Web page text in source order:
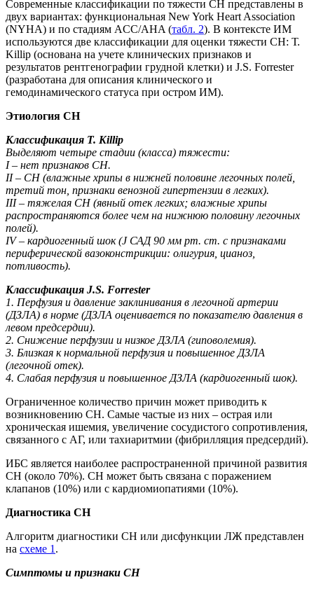
Современные классификации по тяжести СН представлены в
двух вариантах: функциональная New York Heart Association
(NYHA) и по стадиям ACC/AHA (табл. 2). В контексте ИМ
используются две классификации для оценки тяжести СН: Т.
Killip (основана на учете клинических признаков и
результатов рентгенографии грудной клетки) и J.S. Forrester
(разработана для описания клинического и
гемодинамического статуса при остром ИМ).
Этиология СН
Классификация T. Killip
Выделяют четыре стадии (класса) тяжести:
I – нет признаков СН.
II – СН (влажные хрипы в нижней половине легочных полей,
третий тон, признаки венозной гипертензии в легких).
III – тяжелая СН (явный отек легких; влажные хрипы
распространяются более чем на нижнюю половину легочных
полей).
IV – кардиогенный шок (Ј САД 90 мм рт. ст. с признаками
периферической вазоконстрикции: олигурия, цианоз,
потливость).
Классификация J.S. Forrester
1. Перфузия и давление заклинивания в легочной артерии
(ДЗЛА) в норме (ДЗЛА оценивается по показателю давления в
левом предсердии).
2. Снижение перфузии и низкое ДЗЛА (гиповолемия).
3. Близкая к нормальной перфузия и повышенное ДЗЛА
(легочной отек).
4. Слабая перфузия и повышенное ДЗЛА (кардиогенный шок).
Ограниченное количество причин может приводить к
возникновению СН. Самые частые из них – острая или
хроническая ишемия, увеличение сосудистого сопротивления,
связанного с АГ, или тахиаритмии (фибрилляция предсердий).
ИБС является наиболее распространенной причиной развития
СН (около 70%). СН может быть связана с поражением
клапанов (10%) или с кардиомиопатиями (10%).
Диагностика СН
Алгоритм диагностики СН или дисфункции ЛЖ представлен
на схеме 1 .
Симптомы и признаки СН